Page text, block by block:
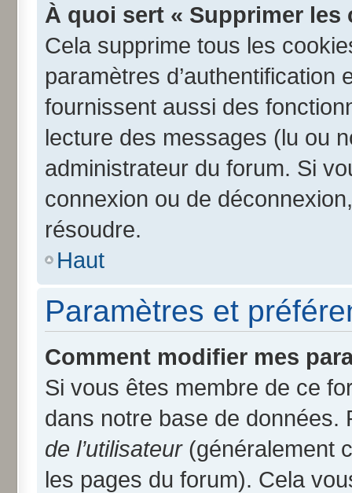
À quoi sert « Supprimer
Cela supprime tous les
paramètres
fournissent aussi des
lecture des messages (lu ou
administrateur du forum. Si
connexion ou de
résoudre.
Haut
Paramètres et
Comment modifier mes
Si vous êtes membre de ce
dans notre base de
de l’utilisateur(généralement
les pages du forum). Cela